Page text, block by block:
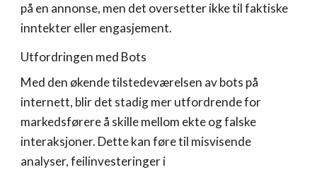
på en annonse, men det oversetter ikke til faktiske
inntekter eller engasjement.
Utfordringen med Bots
Med den økende tilstedeværelsen av bots på
internett, blir det stadig mer utfordrende for
markedsførere å skille mellom ekte og falske
interaksjoner. Dette kan føre til misvisende
analyser, feilinvesteringer i